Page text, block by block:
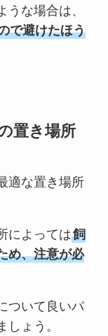
な場合は、
で避けたほう
置き場所
適な置き場所
によっては飼
め、注意が必
ついて良いパ
ょう。